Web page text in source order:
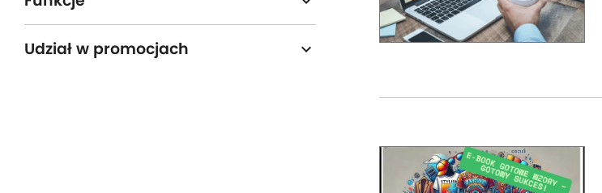
4,0 i wyższa
3,5 i wyższa
Testy i ćwiczenia
Udział w promocjach expand_more